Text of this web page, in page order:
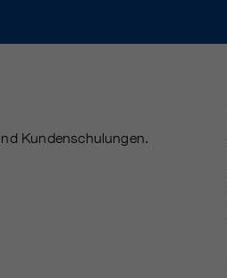
Kundenschulungen.